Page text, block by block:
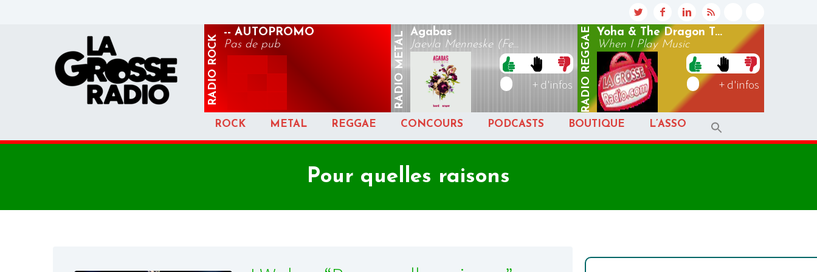
RADIO
ROCK
-- AUTOPROMO
Pas de pub
RADIO
METAL Agabas
Jaevla Menneske (Fe...
+ d'infos RADIO
REGGAE
Yoha & The Dragon T...
When I Play Music
+ d'infos
ROCK METAL REGGAE CONCOURS PODCASTS BOUTIQUE L’ASSO
Pour quelles raisons